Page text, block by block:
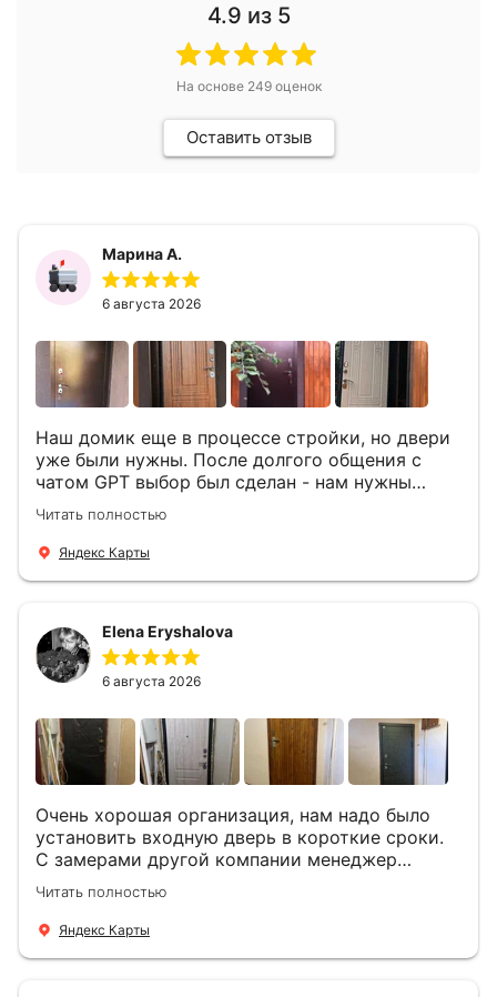
4.9 из 5
На основе 249оценок
Оставить отзыв
Марина А.
6 августа 2026
Наш домик еще в процессе стройки, но двери
уже были нужны. После долгого общения с
чатом GPT выбор был сделан - нам нужны
двери Аргус Термо Композит, которые нашлись
в компании ДвериОпт . Менеджер Филипп
ответил на все вопросы, посчитал стоимость и
установили две двери, ответили на все
вопросы . Выполненной работой мы довольны.
Огромная всем благодарность!
Читать полностью
Яндекс Карты
Elena Eryshalova
6 августа 2026
Очень хорошая организация, нам надо было
установить входную дверь в короткие сроки.
С замерами другой компании менеджер
компании Филлип, быстро предоставил нам
варианты дверей, монтаж тоже был очень
четкий, позвонили, согласовали и установили
Читать полностью
Яндекс Карты